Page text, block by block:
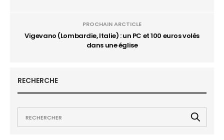
PROCHAIN ARCTICLE
Vigevano (Lombardie, Italie) : un PC et 100 euros volés
dans une église
RECHERCHE